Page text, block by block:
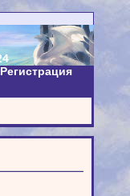
Регистрация